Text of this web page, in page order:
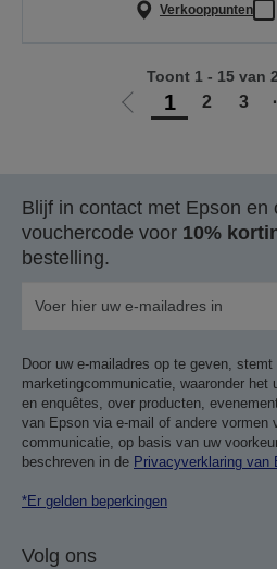
Verkooppunten
Ga
1 2 3
Toont 1 - 15 van
Blijf in contact met Epson en
vouchercode voor 10%
bestelling.
Door uw e-mailadres op te geven,
marketingcommunicatie, waaronder het
en enquêtes, over producten,
van Epson via e-mail of andere vormen
communicatie, op basis van uw
beschreven in de Privacyverklaring van
*Er gelden beperkingen
Volg ons